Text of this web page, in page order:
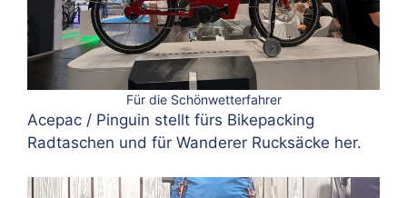
Für die Schönwetterfahrer
Acepac / Pinguin stellt fürs Bikepacking
Radtaschen und für Wanderer Rucksäcke her.